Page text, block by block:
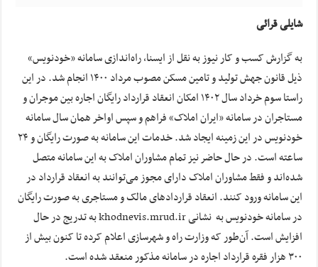
شایلی قرائی
به گزارش کسب و کار نیوز به نقل از ایسنا، راه‌اندازی سامانه «خودنویس»
ذیل قانون جهش تولید و تامین مسکن مصوب مرداد ۱۴۰۰ انجام شد. در این
راستا سوم خرداد سال ۱۴۰۲ امکان انعقاد قرارداد رایگان اجاره بین موجران و
مستاجران در سامانه «ایران املاک» فراهم و سپس اواخر همان سال سامانه
خودنویس در این زمینه ایجاد شد. خدمات این سامانه به صورت رایگان و ۲۴
ساعته است. در حال حاضر نیز تمام مشاوران املاک به این سامانه متصل
شده‌اند و فقط مشاوران املاک دارای مجوز می‌توانند به انعقاد قرارداد در
این سامانه ورود کنند. انعقاد قراردادهای مالک و مستاجری به صورت رایگان
در سامانه خودنویس به نشانی khodnevis.mrud.ir به تدریج در حال
افزایش است. آن‌طور که وزارت راه و شهرسازی اعلام کرده تا کنون بیش از
۳۰۰ هزار فقره قرارداد اجاره در سامانه مذکور منعقد شده است.